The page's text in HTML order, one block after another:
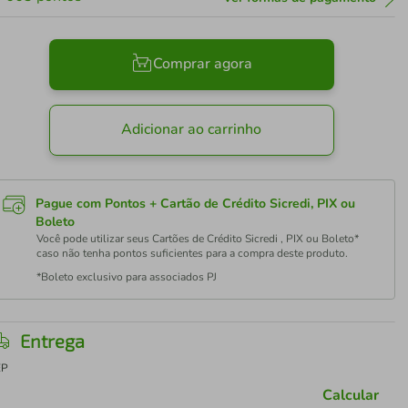
Comprar agora
Adicionar ao carrinho
Pague com Pontos + Cartão de Crédito Sicredi, PIX ou
Boleto
Você pode utilizar seus Cartões de Crédito Sicredi , PIX ou Boleto*
caso não tenha pontos suficientes para a compra deste produto.
*Boleto exclusivo para associados PJ
Entrega
Calcular